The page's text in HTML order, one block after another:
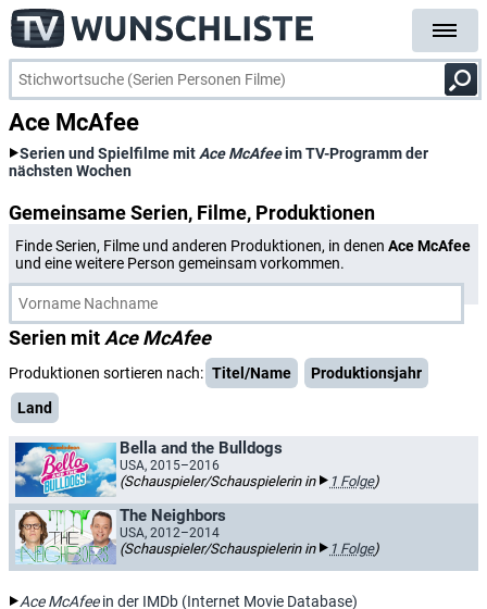
Ace McAfee
Serien und Spielfilme mit Ace McAfeeim TV-Programm der
nächsten Wochen
Gemeinsame Serien, Filme, Produktionen
Finde Serien, Filme und anderen Produktionen, in denen Ace McAfee
und eine weitere Person gemeinsam vorkommen.
Serien mit Ace McAfee
Produktionen sortieren nach: Titel/Name
Produktionsjahr
Land
Bella and the Bulldogs
USA, 2015–2016
(Schauspieler/Schauspielerin in 1 Folge)
The Neighbors
USA, 2012–2014
(Schauspieler/Schauspielerin in 1 Folge)
Ace McAfeein der IMDb (Internet Movie Database)